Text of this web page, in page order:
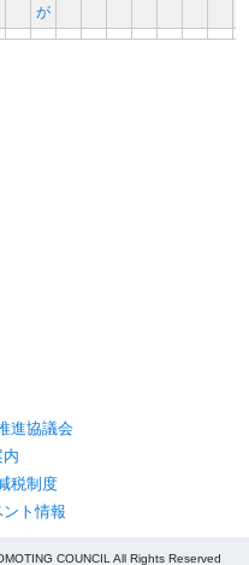
が
進協議会
税制度
ト情報
COUNCIL All Rights Reserved